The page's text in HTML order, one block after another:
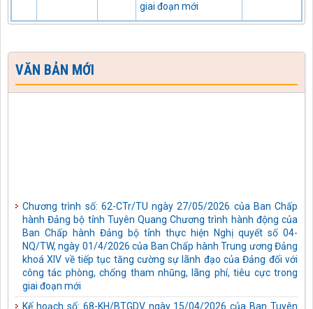
giai đoạn mới
VĂN BẢN MỚI
Ban Chấp hành Đảng bộ tỉnh thực hiện Nghị quyết số 04-
NQ/TW, ngày 01/4/2026 của Ban Chấp hành Trung ương Đảng
khoá XIV về tiếp tục tăng cường sự lãnh đạo của Đảng đối với
công tác phòng, chống tham nhũng, lãng phí, tiêu cực trong
giai đoạn mới
Kế hoạch số: 68-KH/BTGDV ngày 15/04/2026 của Ban Tuyên
giáo và Dân vận Tỉnh ủy Tuyên Quang Kế hoạch tổ chức Cuộc